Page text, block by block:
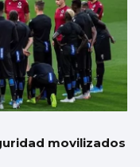
movilizados